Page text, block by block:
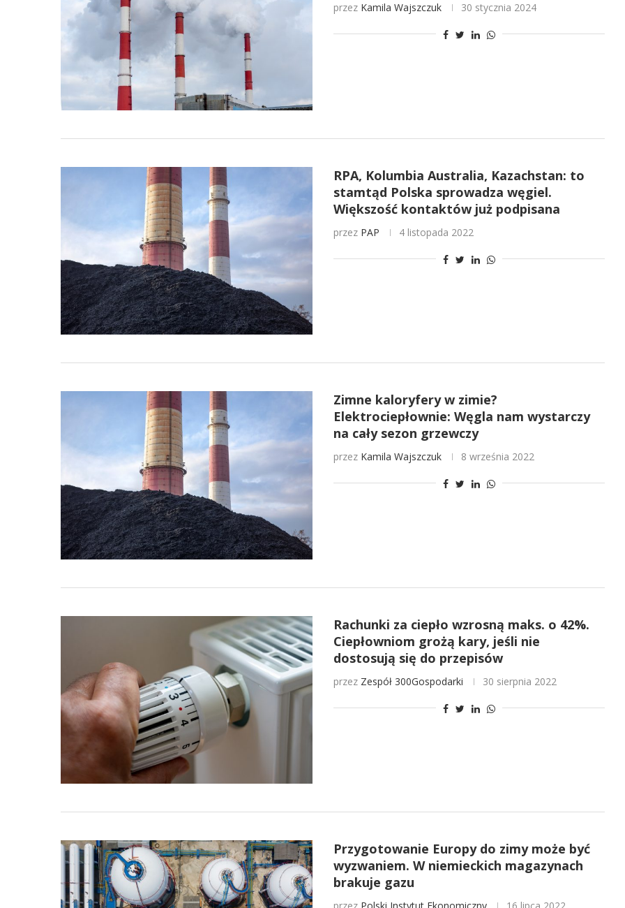
przez Kamila Wajszczuk 30 stycznia 2024
RPA, Kolumbia Australia, Kazachstan: to
stamtąd Polska sprowadza węgiel.
Większość kontaktów już podpisana
przez PAP 4 listopada 2022
Zimne kaloryfery w zimie?
Elektrociepłownie: Węgla nam wystarczy
na cały sezon grzewczy
przez Kamila Wajszczuk 8 września 2022
Rachunki za ciepło wzrosną maks. o 42%.
Ciepłowniom grożą kary, jeśli nie
dostosują się do przepisów
przez Zespół 300Gospodarki 30 sierpnia 2022
Przygotowanie Europy do zimy może być
wyzwaniem. W niemieckich magazynach
brakuje gazu